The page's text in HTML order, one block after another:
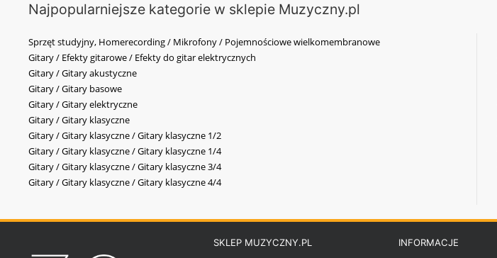
Najpopularniejsze kategorie w sklepie Muzyczny.pl
Sprzęt studyjny, Homerecording / Mikrofony / Pojemnościowe wielkomembranowe
Gitary / Efekty gitarowe / Efekty do gitar elektrycznych
Gitary / Gitary akustyczne
Gitary / Gitary basowe
Gitary / Gitary elektryczne
Gitary / Gitary klasyczne
Gitary / Gitary klasyczne / Gitary klasyczne 1/2
Gitary / Gitary klasyczne / Gitary klasyczne 1/4
Gitary / Gitary klasyczne / Gitary klasyczne 3/4
Gitary / Gitary klasyczne / Gitary klasyczne 4/4
SKLEP MUZYCZNY.PL INFORMACJE